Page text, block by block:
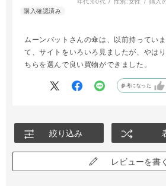
年代:60代 性別:女性 購入
ムーンバットさんの傘は、以前持ってい
て、サイトをいろいろ見ましたが、やは
ちらを選んで良い買物ができました。
参考になった
絞り込み
レビューを書く